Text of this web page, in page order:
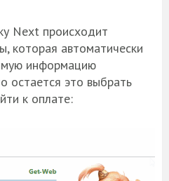
Next происходит
которая автоматически
информацию
остается это выбрать
к оплате: